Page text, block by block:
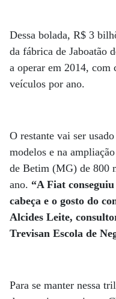
Dessa bolada, R$ 3
da fábrica de Jaboatão
a operar em 2014, com
veículos por ano.
O restante vai ser
modelos e na
de Betim (MG) de 800
ano. “A Fiat
cabeça e o gosto do
Alcides Leite,
Trevisan Escola de
Para se manter nessa